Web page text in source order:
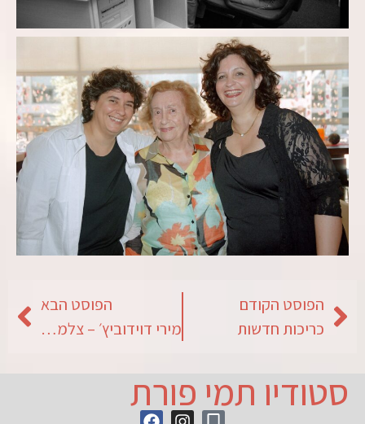
הפוסט הקודם
כריכות חדשות
הפוסט הבא
מירי דוידוביץ׳ – צלמת שמרחיבה את המושג צילום
סטודיו תמי פורת